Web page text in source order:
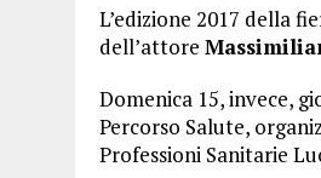
L’edizione 2017 della
dell’attore
Domenica 15, invece,
Percorso Salute,
Professioni Sanitarie